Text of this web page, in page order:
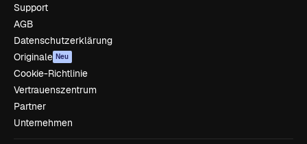
Support
AGB
Datenschutzerklärung
Originale Neu
Cookie-Richtlinie
Vertrauenszentrum
Partner
Unternehmen